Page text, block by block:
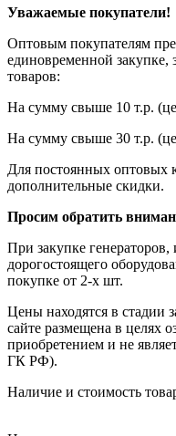
Уважаемые покупатели!
Оптовым покупателям
единовременной закупке,
товаров:
На сумму свыше 10 т.р.
На сумму свыше 30 т.р.
Для постоянных оптовых
дополнительные скидки.
Просим обратить
При закупке
дорогостоящего
покупке от 2-х шт.
Цены находятся в стадии
сайте размещена в целях
приобретением и не
ГК РФ).
Наличие и стоимость